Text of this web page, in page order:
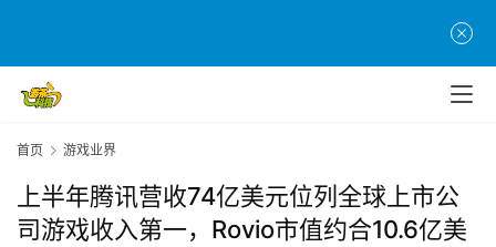
首页 游戏业界
上半年腾讯营收74亿美元位列全球上市公
司游戏收入第一，Rovio市值约合10.6亿美